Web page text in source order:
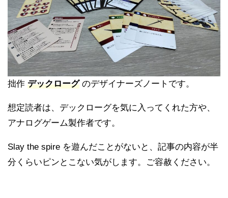
拙作 デックローグのデザイナーズノートです。
想定読者は、デックローグを気に入ってくれた方や、
アナログゲーム製作者です。
Slay the spire を遊んだことがないと、記事の内容が半
分くらいピンとこない気がします。ご容赦ください。